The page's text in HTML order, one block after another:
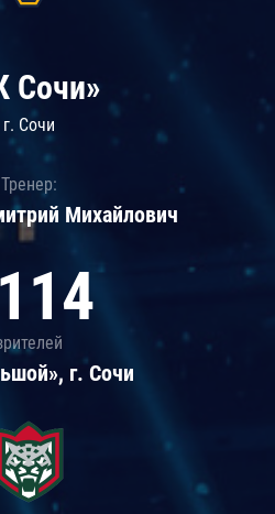
Сочи»
г. Сочи
Тренер:
Михайлович
г. Сочи